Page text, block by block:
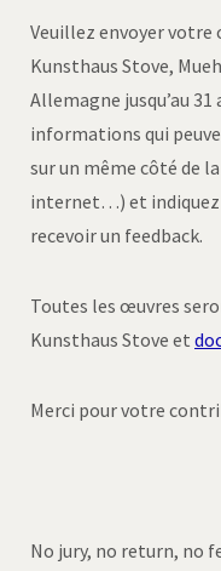
Veuillez envoyer votre
Kunsthaus Stove,
Allemagne jusqu’au
informations qui
sur un même côté de
internet…) et indiquez
recevoir un feedback.
Toutes les œuvres
Kunsthaus Stove et
Merci pour votre
No jury, no return, no